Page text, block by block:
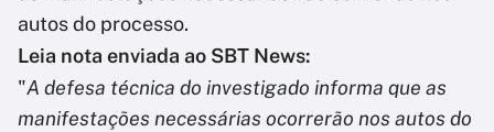
autos do processo.
Leia nota enviada ao SBT News:
"A defesa técnica do investigado informa que as
manifestações necessárias ocorrerão nos autos do